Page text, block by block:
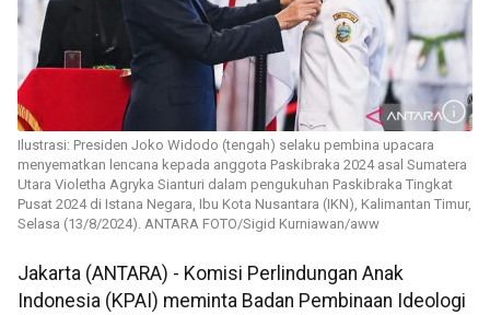
Ilustrasi: Presiden Joko Widodo (tengah) selaku pembina upacara
menyematkan lencana kepada anggota Paskibraka 2024 asal Sumatera
Utara Violetha Agryka Sianturi dalam pengukuhan Paskibraka Tingkat
Pusat 2024 di Istana Negara, Ibu Kota Nusantara (IKN), Kalimantan Timur,
Selasa (13/8/2024). ANTARA FOTO/Sigid Kurniawan/aww
Jakarta (ANTARA) - Komisi Perlindungan Anak
Indonesia (KPAI) meminta Badan Pembinaan Ideologi